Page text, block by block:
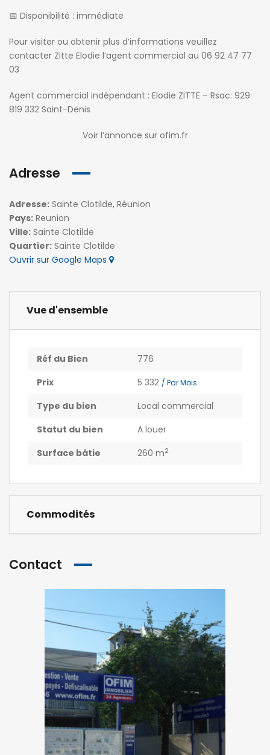
📅 Disponibilité : immédiate
Pour visiter ou obtenir plus d’informations veuillez
contacter Zitte Elodie l’agent commercial au 06 92 47 77
03
Agent commercial indépendant : Elodie ZITTE – Rsac: 929
819 332 Saint-Denis
Voir l’annonce sur ofim.fr
Adresse
Adresse: Sainte Clotilde, Réunion
Pays: Reunion
Ville: Sainte Clotilde
Quartier: Sainte Clotilde
Ouvrir sur Google Maps
Vue d'ensemble
Réf du Bien
776
Prix
5 332 / Par Mois
Type du bien
Local commercial
Statut du bien
A louer
Surface bâtie
260 m2
Commodités
Contact